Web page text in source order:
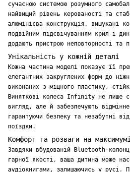
сучасною системою розумного
найвищий рівень керованості та
алюмінієва конструкція, вишукані
подвійним підсвічуванням крил і
додають пристрою неповторності та
Унікальність у кожній деталі
Кожна частина моделі показує її
елегантних закруглених форм до
виконаних з міцного пластику,
Виняткові колеса Infinity не лише
вигляд, але й забезпечують
гарантуючи безпеку та незабутні
поїздки.
Комфорт та розваги на
Завдяки вбудованій Bluetooth-
гарної якості, ваша дитина може
аудіокнигами, залишаючись у русі.